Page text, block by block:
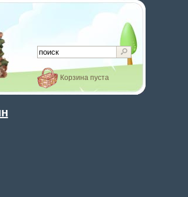
Корзина пуста